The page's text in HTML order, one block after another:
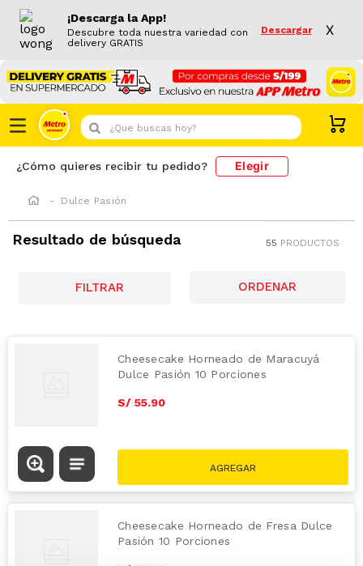
¡Descarga la App!
Descubre toda nuestra variedad con
delivery GRATIS
Descargar X
¿Que buscas hoy?
¿Cómo quieres recibir tu pedido? Elegir
Dulce Pasión
Resultado de búsqueda 55 PRODUCTOS
FILTRAR
Cheesecake Horneado de Maracuyá
Dulce Pasión 10 Porciones
S/ 55.90
Cheesecake Horneado de Fresa Dulce
Pasión 10 Porciones